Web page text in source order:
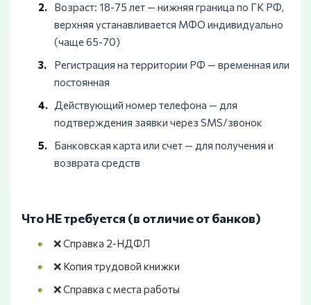
Возраст: 18-75 лет — нижняя граница по ГК РФ,
верхняя устанавливается МФО индивидуально
(чаще 65-70)
Регистрация на территории РФ — временная или
постоянная
Действующий номер телефона — для
подтверждения заявки через SMS/звонок
Банковская карта или счет — для получения и
возврата средств
Что НЕ требуется (в отличие от банков)
❌ Справка 2-НДФЛ
❌ Копия трудовой книжки
❌ Справка с места работы